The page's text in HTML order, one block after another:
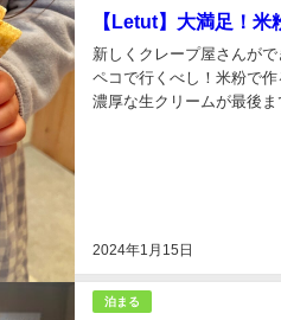
【Letut】大満足！
2024年1月15日
新しくクレープ屋さんが
ペコで行くべし！米粉で
濃厚な生クリームが最後までたっぷり リッチ
泊まる